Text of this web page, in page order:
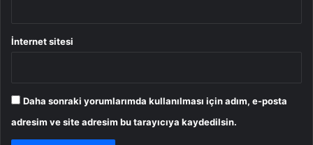
İnternet sitesi
Daha sonraki yorumlarımda kullanılması için adım, e-posta
adresim ve site adresim bu tarayıcıya kaydedilsin.